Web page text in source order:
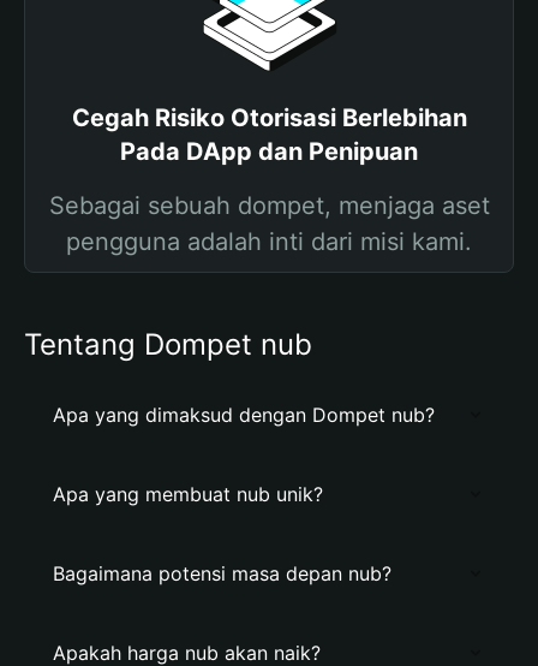
Cegah Risiko Otorisasi Berlebihan
Pada DApp dan Penipuan
Sebagai sebuah dompet, menjaga aset
pengguna adalah inti dari misi kami.
Tentang Dompet nub
Apa yang dimaksud dengan Dompet nub?
Apa yang membuat nub unik?
Bagaimana potensi masa depan nub?
Apakah harga nub akan naik?